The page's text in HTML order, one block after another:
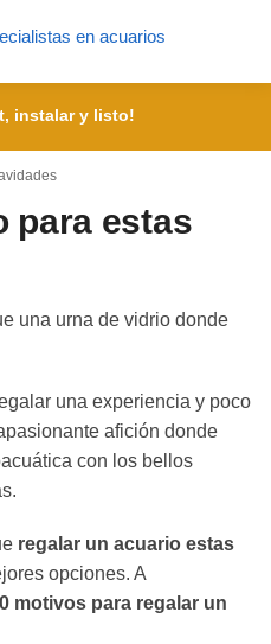
instalar y listo!
para estas
una urna de vidrio donde
una experiencia y poco
afición donde
con los bellos
regalar un acuario estas
opciones. A
motivos para regalar un